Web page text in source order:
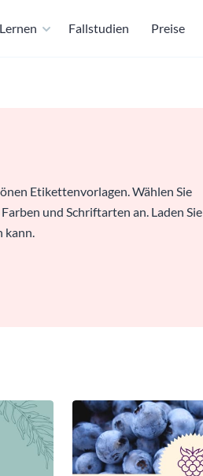
Lernen Fallstudien Preise
Etikettenvorlagen. Wählen Sie
und Schriftarten an. Laden Sie
kann.